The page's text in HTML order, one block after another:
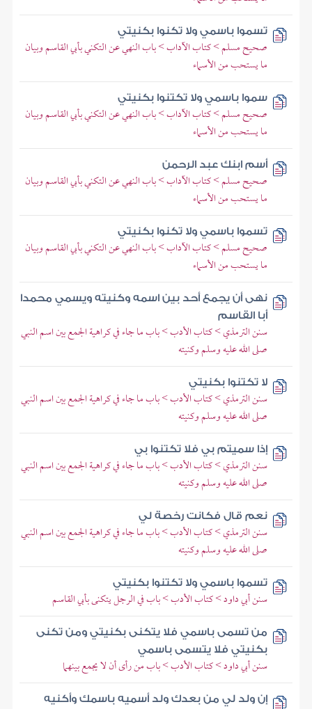
تسموا باسمي ولا تكنوا بكنيتي
صحيح مسلم > كتاب الآداب > باب النهي عن التكني بأبي القاسم وبيان
ما يستحب من الأسماء
سموا باسمي ولا تكتنوا بكنيتي
صحيح مسلم > كتاب الآداب > باب النهي عن التكني بأبي القاسم وبيان
ما يستحب من الأسماء
أسم ابنك عبد الرحمن
صحيح مسلم > كتاب الآداب > باب النهي عن التكني بأبي القاسم وبيان
ما يستحب من الأسماء
تسموا باسمي ولا تكنوا بكنيتي
صحيح مسلم > كتاب الآداب > باب النهي عن التكني بأبي القاسم وبيان
ما يستحب من الأسماء
نهى أن يجمع أحد بين اسمه وكنيته ويسمي محمدا
أبا القاسم
سنن الترمذي > كتاب الأدب > باب ما جاء في كراهية الجمع بين اسم النبي
صلى الله عليه وسلم وكنيته
لا تكتنوا بكنيتي
سنن الترمذي > كتاب الأدب > باب ما جاء في كراهية الجمع بين اسم النبي
صلى الله عليه وسلم وكنيته
إذا سميتم بي فلا تكتنوا بي
سنن الترمذي > كتاب الأدب > باب ما جاء في كراهية الجمع بين اسم النبي
صلى الله عليه وسلم وكنيته
نعم قال فكانت رخصة لي
سنن الترمذي > كتاب الأدب > باب ما جاء في كراهية الجمع بين اسم النبي
صلى الله عليه وسلم وكنيته
تسموا باسمي ولا تكتنوا بكنيتي
سنن أبي داود > كتاب الأدب > باب في الرجل يتكنى بأبي القاسم
من تسمى باسمي فلا يتكنى بكنيتي ومن تكنى
بكنيتي فلا يتسمى باسمي
سنن أبي داود > كتاب الأدب > باب من رأى أن لا يجمع بينهما
إن ولد لي من بعدك ولد أسميه باسمك وأكنيه